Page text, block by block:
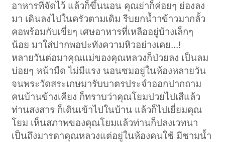
อาหารที่จัดไว้ แล้วก็ขึ้นนอน คุณย่าก็ค่อยๆ ย่องลง
มา เดินลงไปในครัวตามเดิม รีบยกน้ำาข้าวมากลั้ว
คอพร้อมกับเขี่ยๆ เศษอาหารที่เหลืออยู่บ้างเล็กๆ
น้อย มาใส่ปากพอปะทังความหิวอย่างเคย...!
หลายวันต่อมาคุณแม่ของคุณหลวงก็ป่วยลง เป็นลม
บ่อยๆ หน้ามืด ไม่มีแรง นอนซมอยู่ในห้องหลายวัน
จนพระวัดสระเกษมารับบาตรประจำออกปากถาม
คนบ้านข้างเคียง ก็ทราบว่าคุณโยมปวยไปเสีแล้ว
ท่านสงสาร ก็เดินเข้าไปในบ้าน แล้วก็ไปเยี่ยมคุณ
โยม เห็นสภาพของคุณโยมแล้วท่านก็ปลงเวทนา
เป็นถึงมารดาคุณหลวงแต่อยู่ในห้องคนใช้ มีชามน้ำ